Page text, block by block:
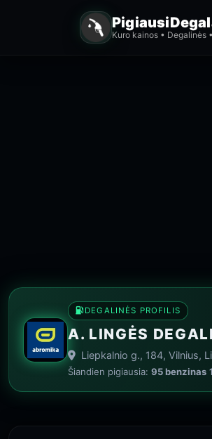
Kuro kainos • Degalinės
DEGALINĖS PROFILIS
A. LINGĖS
Liepkalnio g., 184, Vilnius,
Šiandien pigiausia: 95 benzinas